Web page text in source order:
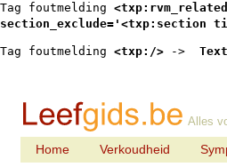
Tag foutmelding
section_exclude='<txp:section
Tag foutmelding <txp:/> ->
Alles
Home Verkoudheid